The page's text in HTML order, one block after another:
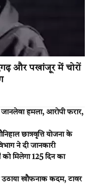
और पखांजूर में चोरों
हमला, आरोपी फरार,
छात्रवृत्ति योजना के
ने दी जानकारी
मिलेगा 125 दिन का
खौफनाक कदम, टावर